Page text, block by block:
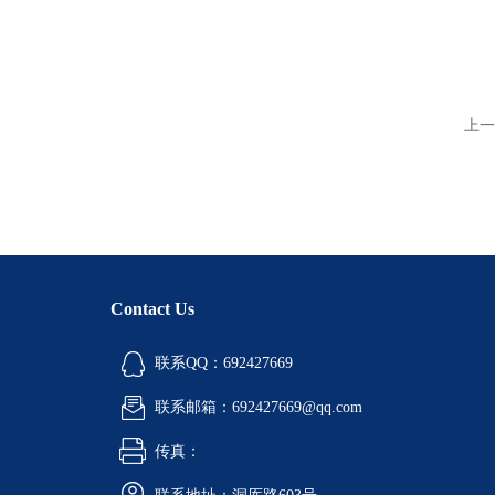
上
Contact Us
联系QQ：692427669
联系邮箱：692427669@qq.com
传真：